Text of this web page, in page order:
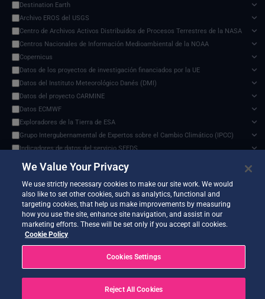
Destination Earth
Archivo EROS del USGS
Centro de Archivos Activos Distribuidos de Procesos Terrestres de la NASA
Centros Nacionales de Información Medioambiental de la NOAA
Copernicus
Datos de los proyectos de investigación financiados por la UE
Datos del Instituto Meteorológico Danés (DMI)
Datos del proyecto CARMINE
Datos ECMWF
Exploradores de la Tierra de ESA
Grupo Intergubernamental de Expertos sobre el Cambio Climático (IPCC)
Indicadores de datos del servicio SEEDS
Modelo de impacto del cambio climático
Organización de las Naciones Unidas para la Alimentación y la Agricultura
Programa de Ciencias de la Tierra de la NASA
Proyecto de comparación de modelos de impacto intersectorial (ISIMIP)
Servicio Harvic: supervisión y gestión agrícola
Sistemas terrestres y modelos climáticos
Vigilancia de la Tierra de ESA
Documents and API
We Value Your Privacy
We use strictly necessary cookies to make our site work. We would
also like to set other cookies, such as analytics, functional and
targeting cookies, that help us make improvements by measuring
how you use the site, enhance site navigation, and assist in our
marketing efforts. These will be set only if you accept all cookies.
Cookie Policy
Cookies Settings
Reject All Cookies